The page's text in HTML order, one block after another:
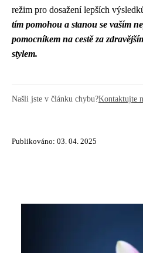
režim pro dosažení lepších
tím pomohou a stanou se vaším
pomocníkem na cestě za
stylem.
Našli jste v článku chybu?Kontaktujte
Publikováno: 03. 04. 2025